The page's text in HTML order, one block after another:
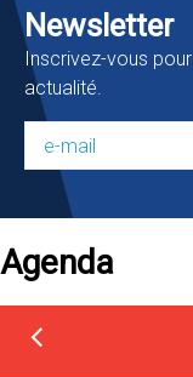
Newsletter
Inscrivez-vous
actualité.
Agenda